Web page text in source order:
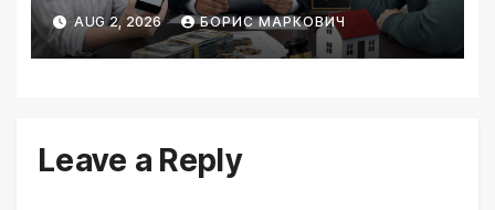
AUG 2, 2026 БОРИС МАРКОВИЧ
Leave a Reply